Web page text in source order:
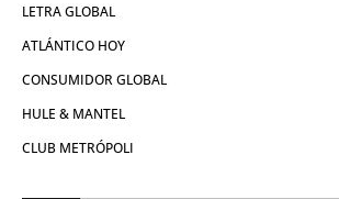
LETRA GLOBAL
ATLÁNTICO HOY
CONSUMIDOR GLOBAL
HULE & MANTEL
CLUB METRÓPOLI